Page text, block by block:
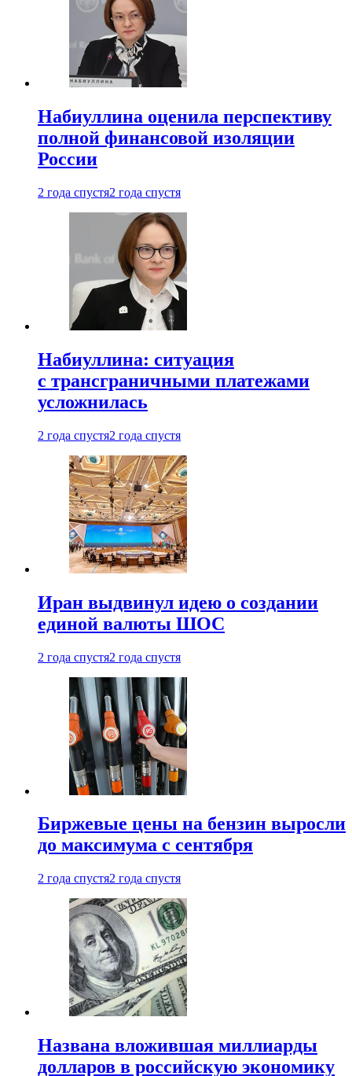
Набиуллина оценила перспективу
полной финансовой изоляции
России
2 года спустя2 года спустя
Набиуллина: ситуация
с трансграничными платежами
усложнилась
2 года спустя2 года спустя
Иран выдвинул идею о создании
единой валюты ШОС
2 года спустя2 года спустя
Биржевые цены на бензин выросли
до максимума с сентября
2 года спустя2 года спустя
Названа вложившая миллиарды
долларов в российскую экономику